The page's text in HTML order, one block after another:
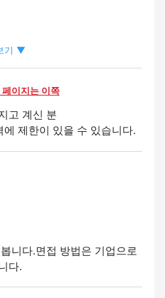
기 ▼
이지는 이쪽
고 계신 분
제한이 있을 수 있습니다.
니다.면접 방법은 기업으로
다.